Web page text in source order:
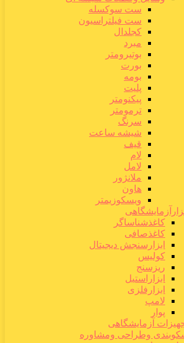
ست سوکسله
ست فیلتراسیون
کجلدال
مبرد
بوتیرومتر
بورت
بومه
پلیت
پیکنومتر
ترمومتر
سرنگ
شیشه ساعت
قیف
لام
لامل
ملانژور
هاون
ویسکوزیمتر
کاغذشناساگر
کاغذصافی
ابزارسنجش دیجیتال
کولیس
ریزسنج
ابزاراستیل
ابزارفلزی
لامپ
پوار
آزمایشگاهی
وطراحی ومشاوره